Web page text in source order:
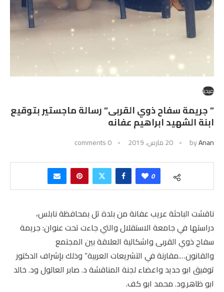
ميديا
” جريمة سفاح ذوي القربى” رسالة ماجستير بتوقيع
ابنة الشهيد ابراهيم عفانه
byAnan 20 مارس، 2019 0 comments
0
ناقشت الباحثة عريب عفانة من بلدة تل بمحافظة نابلس،
دراستها في جامعة الاستقلال والتي جاءت تحت عنوان: جريمة
سفاح ذوي القربى واشكالية العلاقة بين المجتمع
والقانون….مقارنة في التشريعات العربية” وذلك بإشراف الدكتور
توفيق ابو حديد واعضاء لجنة المناقشة د. صابر العالول ود. خالد
ابو ظاهر.ود. محمد ابو كف.